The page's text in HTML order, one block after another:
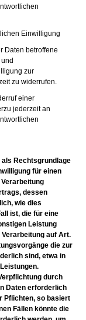
Einwilligung
Daten betroffene
zur
zu widerrufen.
einer
jederzeit an
als Rechtsgrundlage
für einen
dessen
wie dies
ist, die für eine
Leistung
auf Art.
die zur
sind, etwa in
durch
Daten erforderlich
Pflichten, so basiert
Fällen könnte die